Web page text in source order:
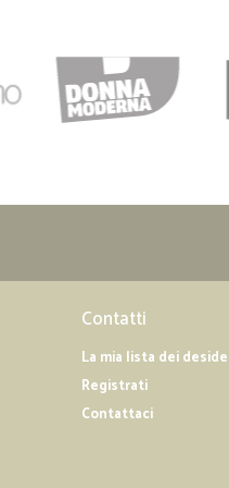
Contatti
La mia lista dei
Registrati
Contattaci